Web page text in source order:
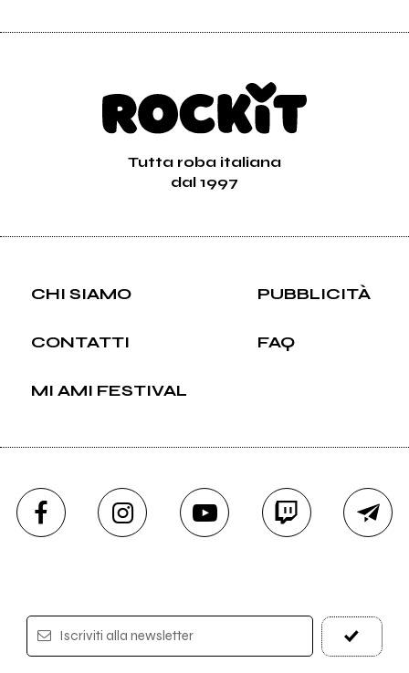
Tutta roba italiana
dal 1997
CHI SIAMO PUBBLICITÀ
CONTATTI FAQ
MI AMI FESTIVAL
Iscriviti alla newsletter